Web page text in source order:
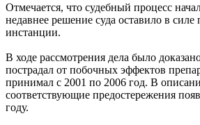
Отмечается, что судебный процесс
недавнее решение суда оставило в силе
инстанции.
В ходе рассмотрения дела было
пострадал от побочных эффектов
принимал с 2001 по 2006 год. В
соответствующие предостережения
году.